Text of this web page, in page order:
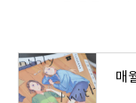
매